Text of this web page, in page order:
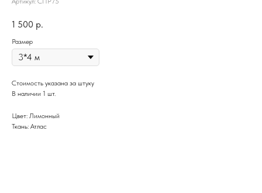
1 500 р.
Размер
Стоимость указана за штуку
В наличии 1 шт.
Цвет: Лимонный
Ткань: Атлас